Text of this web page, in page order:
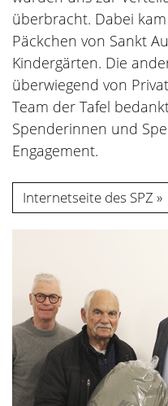
überbracht. Dabei
Päckchen von Sankt
Kindergärten. Die
überwiegend von
Team der Tafel
Spenderinnen und
Engagement.
Internetseite des SPZ